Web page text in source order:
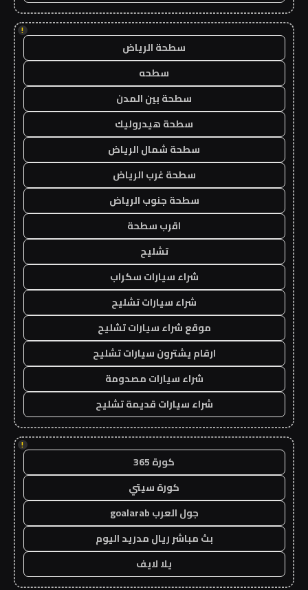
!
سطحة الرياض
سطحه
سطحة بين المدن
سطحة هيدروليك
سطحة شمال الرياض
سطحة غرب الرياض
سطحة جنوب الرياض
اقرب سطحة
تشليح
شراء سيارات سكراب
شراء سيارات تشليح
موقع شراء سيارات تشليح
ارقام يشترون سيارات تشليح
شراء سيارات مصدومة
شراء سيارات قديمة تشليح
!
كورة 365
كورة سيتي
جول العرب goalarab
بث مباشر ريال مدريد اليوم
يلا لايف